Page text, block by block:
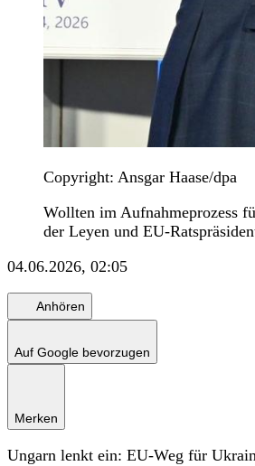
Copyright: Ansgar Haase/dpa
Wollten im Aufnahmeprozess
der Leyen und EU-
04.06.2026, 02:05
Anhören
Auf Google bevorzugen
Merken
Ungarn lenkt ein: EU-Weg für